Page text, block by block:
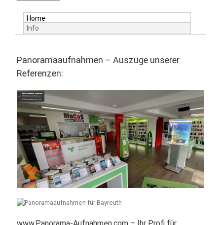
Home
Info
Panoramaaufnahmen – Auszüge unserer
Referenzen: